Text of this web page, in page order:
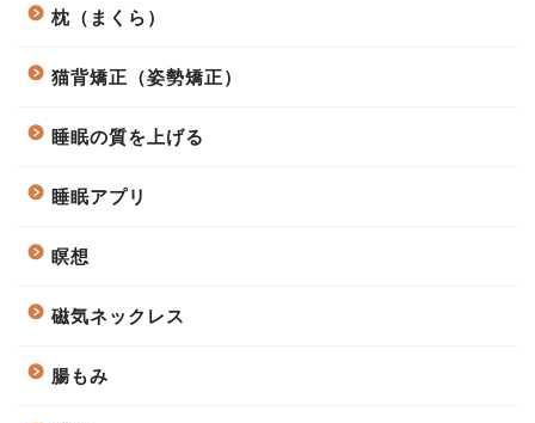
枕（まくら）
猫背矯正（姿勢矯正）
睡眠の質を上げる
睡眠アプリ
瞑想
磁気ネックレス
腸もみ